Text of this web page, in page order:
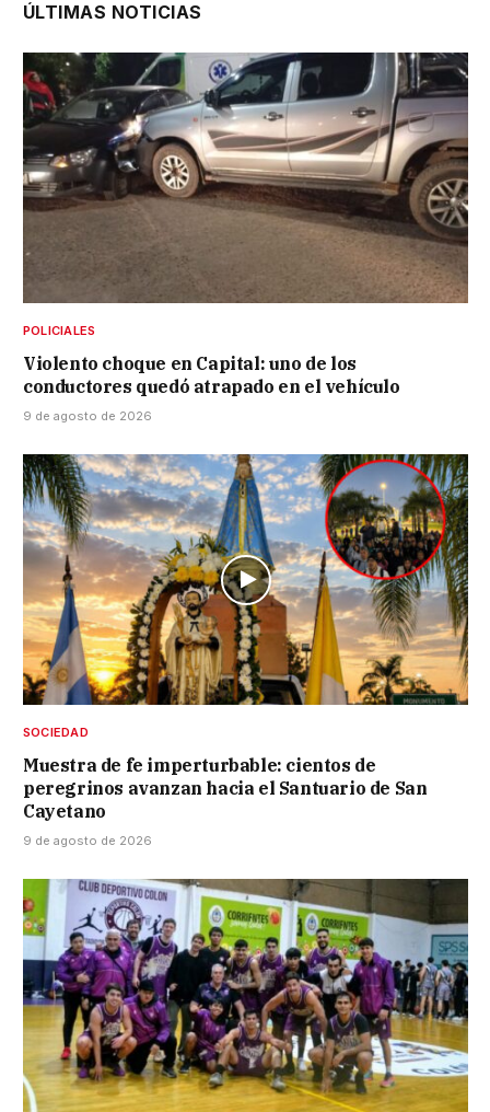
ÚLTIMAS NOTICIAS
POLICIALES
Violento choque en Capital: uno de los
conductores quedó atrapado en el vehículo
9 de agosto de 2026
SOCIEDAD
Muestra de fe imperturbable: cientos de
peregrinos avanzan hacia el Santuario de San
Cayetano
9 de agosto de 2026